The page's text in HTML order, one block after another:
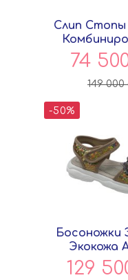
Слип Стопы
00075807
74
149 000
-50%
Босоножки
Экокожа
129